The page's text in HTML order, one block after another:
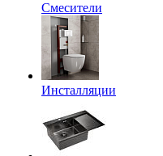
Смесители
Инсталляции